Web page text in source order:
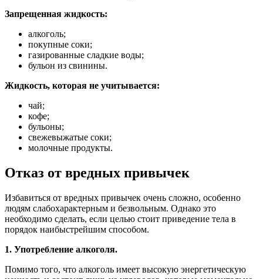
Запрещенная жидкость:
алкоголь;
покупные соки;
газированные сладкие воды;
бульон из свинины.
Жидкость, которая не учитывается:
чай;
кофе;
бульоны;
свежевыжатые соки;
молочные продукты.
Отказ от вредных привычек
Избавиться от вредных привычек очень сложно, особенно
людям слабохарактерным и безвольным. Однако это
необходимо сделать, если целью стоит приведение тела в
порядок наибыстрейшим способом.
1. Употребление алкоголя.
Помимо того, что алкоголь имеет высокую энергетическую